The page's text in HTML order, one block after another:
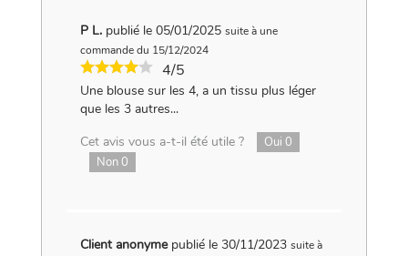
P L. publié le 05/01/2025 suite à une
commande du 15/12/2024
4/5
Une blouse sur les 4, a un tissu plus léger
que les 3 autres...
Cet avis vous a-t-il été utile ?
Oui 0
Non0
Client anonyme publié le 30/11/2023 suite à